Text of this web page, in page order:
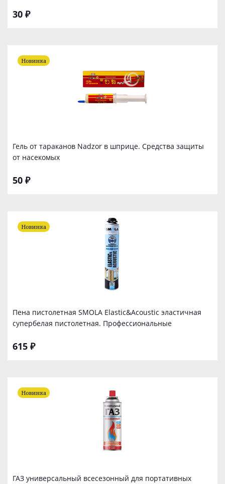
30 ₽
Гель от тараканов Nadzor в шприце. Средства защиты
от насекомых
50 ₽
Новинка
Пена пистолетная SMOLA Elastic&Acoustic эластичная
супербелая пистолетная. Профессиональные
615 ₽
Новинка
ГАЗ универсальный всесезонный для портативных
Новинка